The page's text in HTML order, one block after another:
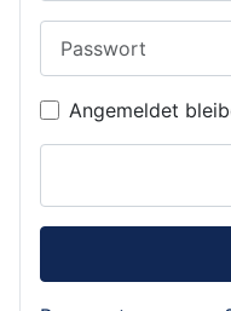
Angemeldet